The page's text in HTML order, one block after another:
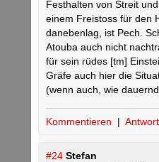
Festhalten von Streit
einem Freistoss für den
danebenlag, ist Pech.
Atouba auch nicht
für sein rüdes [tm]
Gräfe auch hier die
(wenn auch, wie
Kommentieren |
#24 Stefan